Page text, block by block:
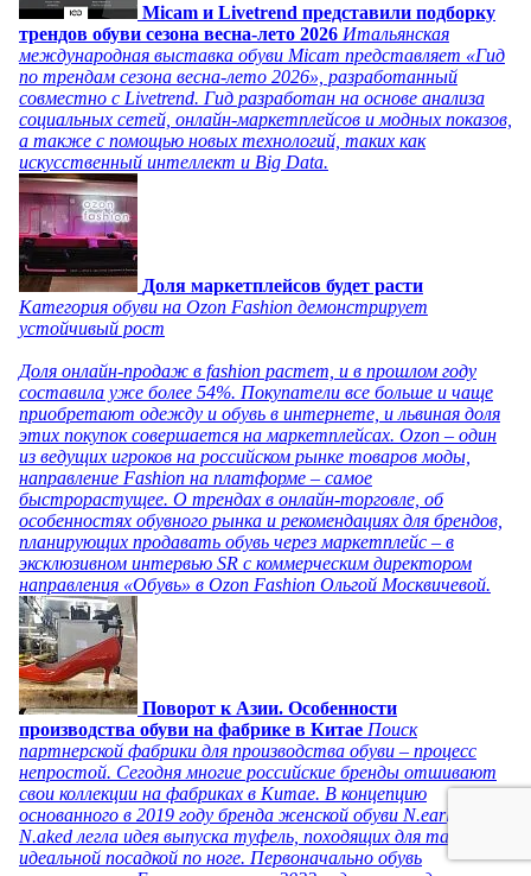
Micam и Livetrend представили подборку
трендов обуви сезона весна-лето 2026 Итальянская
международная выставка обуви Micam представляет «Гид
по трендам сезона весна-лето 2026», разработанный
совместно с Livetrend. Гид разработан на основе анализа
социальных сетей, онлайн-маркетплейсов и модных показов,
а также с помощью новых технологий, таких как
искусственный интеллект и Big Data.
Доля маркетплейсов будет расти
Категория обуви на Ozon Fashion демонстрирует
устойчивый рост
Доля онлайн-продаж в fashion растет, и в прошлом году
составила уже более 54%. Покупатели все больше и чаще
приобретают одежду и обувь в интернете, и львиная доля
этих покупок совершается на маркетплейсах. Ozon – один
из ведущих игроков на российском рынке товаров моды,
направление Fashion на платформе – самое
быстрорастущее. О трендах в онлайн-торговле, об
особенностях обувного рынка и рекомендациях для брендов,
планирующих продавать обувь через маркетплейс – в
эксклюзивном интервью SR с коммерческим директором
направления «Обувь» в Ozon Fashion Ольгой Москвичевой.
Поворот к Азии. Особенности
производства обуви на фабрике в Китае Поиск
партнерской фабрики для производства обуви – процесс
непростой. Сегодня многие российские бренды отшивают
свои коллекции на фабриках в Китае. В концепцию
основанного в 2019 году бренда женской обуви N.early
N.aked легла идея выпуска туфель, походящих для танцев, с
идеальной посадкой по ноге. Первоначально обувь